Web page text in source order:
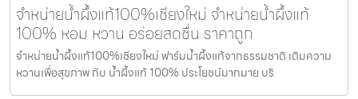
จำหน่ายน้ำผึ้งแท้100%เชียงใหม่ จำหน่ายน้ำผึ้งแท้
100% หอม หวาน อร่อยสดชื่น ราคาถูก
จำหน่ายน้ำผึ้งแท้100%เชียงใหม่ ฟาร์มน้ำผึ้งแท้จากธรรมชาติ เติมความ
หวานเพื่อสุขภาพ กับ น้ำผึ้งแท้ 100% ประโยชน์มากมาย บริ